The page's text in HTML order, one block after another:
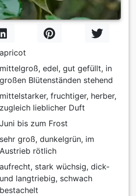
apricot
mittelgroß, edel, gut gefüllt, in
großen Blütenständen stehend
mittelstarker, fruchtiger, herber,
zugleich lieblicher Duft
Juni bis zum Frost
sehr groß, dunkelgrün, im
Austrieb rötlich
aufrecht, stark wüchsig, dick-
und langtriebig, schwach
bestachelt